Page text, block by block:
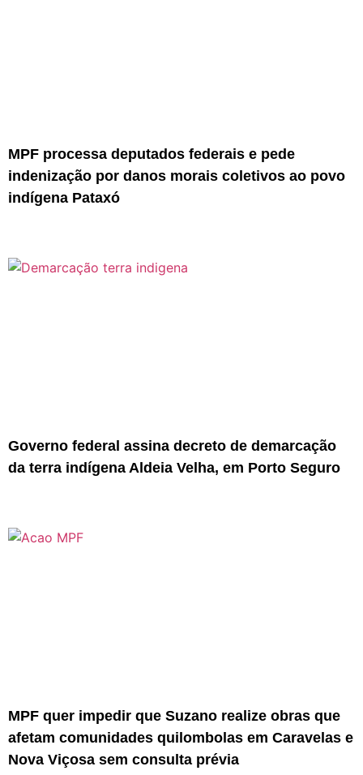
MPF processa deputados federais e pede
indenização por danos morais coletivos ao povo
indígena Pataxó
Governo federal assina decreto de demarcação
da terra indígena Aldeia Velha, em Porto Seguro
MPF quer impedir que Suzano realize obras que
afetam comunidades quilombolas em Caravelas e
Nova Viçosa sem consulta prévia